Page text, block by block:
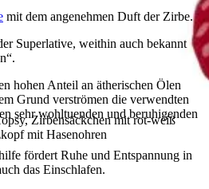
Zirbensäckchen mit rot-weiß
mit Hasenohren
mit dem angenehmen Duft der Zirbe.
Superlative, weithin auch bekannt
hohen Anteil an ätherischen Ölen
Grund verströmen die verwendten
sehr wohltuenden und beruhigenden
fördert Ruhe und Entspannung in
das Einschlafen.